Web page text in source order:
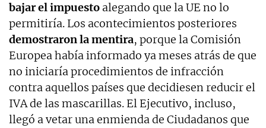
bajar el impuesto alegando que la UE no lo
permitiría. Los acontecimientos posteriores
demostraron la mentira, porque la Comisión
Europea había informado ya meses atrás de que
no iniciaría procedimientos de infracción
contra aquellos países que decidiesen reducir el
IVA de las mascarillas. El Ejecutivo, incluso,
llegó a vetar una enmienda de Ciudadanos que